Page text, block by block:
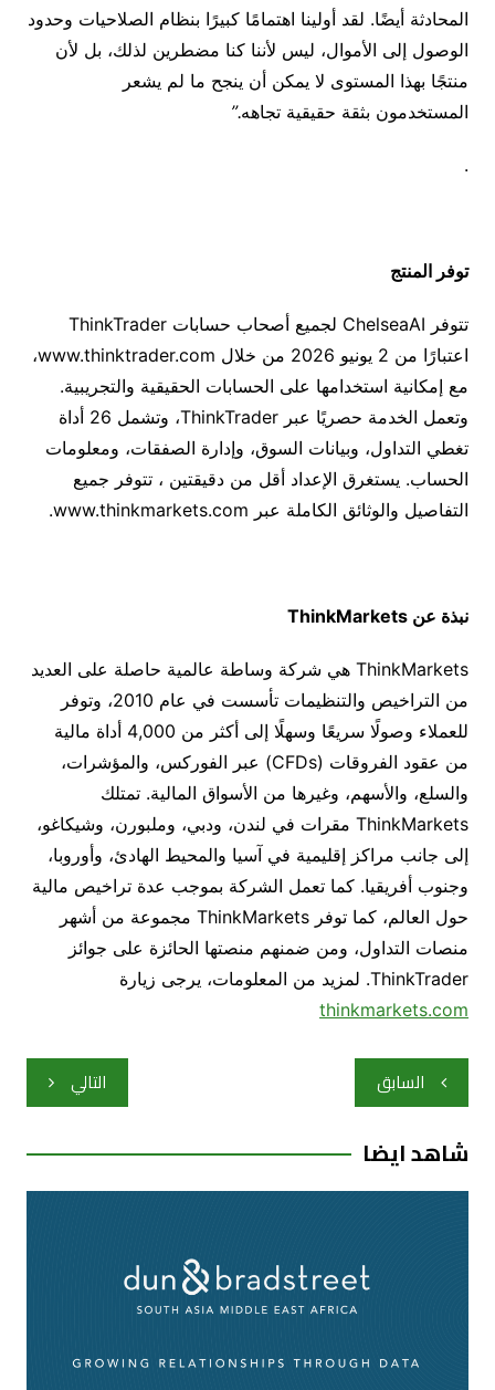
المحادثة أيضًا. لقد أولينا اهتمامًا كبيرًا بنظام الصلاحيات وحدود
الوصول إلى الأموال، ليس لأننا كنا مضطرين لذلك، بل لأن
منتجًا بهذا المستوى لا يمكن أن ينجح ما لم يشعر
المستخدمون بثقة حقيقية تجاهه.”
.
توفر المنتج
تتوفر ChelseaAI لجميع أصحاب حسابات ThinkTrader
اعتبارًا من 2 يونيو 2026 من خلال www.thinktrader.com،
مع إمكانية استخدامها على الحسابات الحقيقية والتجريبية.
وتعمل الخدمة حصريًا عبر ThinkTrader، وتشمل 26 أداة
تغطي التداول، وبيانات السوق، وإدارة الصفقات، ومعلومات
الحساب. يستغرق الإعداد أقل من دقيقتين ، تتوفر جميع
التفاصيل والوثائق الكاملة عبر www.thinkmarkets.com
.
نبذة عن ThinkMarkets
ThinkMarketsهي شركة وساطة عالمية حاصلة على العديد
من التراخيص والتنظيمات تأسست في عام 2010، وتوفر
للعملاء وصولًا سريعًا وسهلًا إلى أكثر من 4,000 أداة مالية
من عقود الفروقات (CFDs)
عبر الفوركس، والمؤشرات،
والسلع، والأسهم، وغيرها من الأسواق المالية. تمتلك
ThinkMarketsمقرات في لندن، ودبي، وملبورن، وشيكاغو،
إلى جانب مراكز إقليمية في آسيا والمحيط الهادئ، وأوروبا،
وجنوب أفريقيا. كما تعمل الشركة بموجب عدة تراخيص مالية
حول العالم، كما توفر ThinkMarketsمجموعة من أشهر
منصات التداول، ومن ضمنهم منصتها الحائزة على جوائز
ThinkTrader. لمزيد من المعلومات، يرجى زيارة
thinkmarkets.com
تصفّح
المقالات
السابق التالي
شاهد ايضا